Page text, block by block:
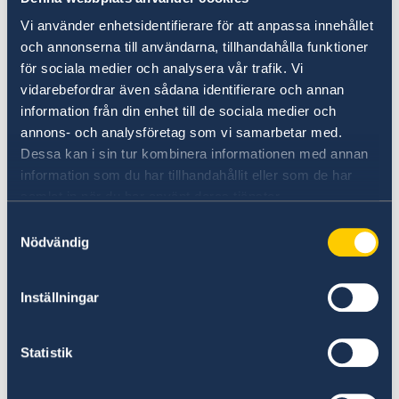
Vi använder enhetsidentifierare för att anpassa innehållet
och annonserna till användarna, tillhandahålla funktioner
för sociala medier och analysera vår trafik. Vi
vidarebefordrar även sådana identifierare och annan
information från din enhet till de sociala medier och
annons- och analysföretag som vi samarbetar med.
Dessa kan i sin tur kombinera informationen med annan
information som du har tillhandahållit eller som de har
Nödvändig
Inställningar
Statistik
Praktiken bör motsvara en termins studier och
ska utgöra en del av en pågående utbildning
som leder till examen. Ansökan som baseras
på enstaka fristående praktikkurser som inte
ingår i något program som leder till examen
accepteras inte.
försämrad lägesbild i regionen kan praktiken
eventuella kostnader detta kan medföra för